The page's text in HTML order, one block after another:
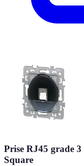
Prise RJ45 grade
Square